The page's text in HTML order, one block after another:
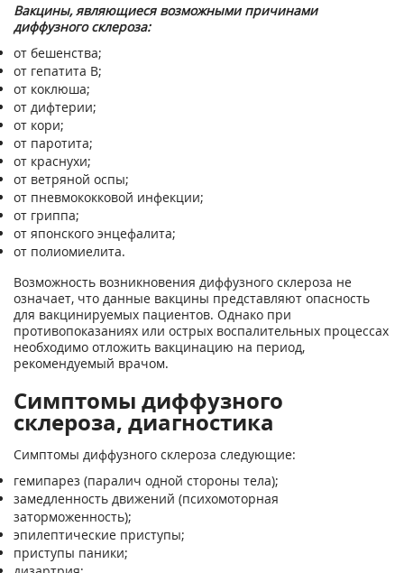
Вакцины, являющиеся возможными причинами
диффузного склероза:
от бешенства;
от гепатита В;
от коклюша;
от дифтерии;
от кори;
от паротита;
от краснухи;
от ветряной оспы;
от пневмококковой инфекции;
от гриппа;
от японского энцефалита;
от полиомиелита.
Возможность возникновения диффузного склероза не
означает, что данные вакцины представляют опасность
для вакцинируемых пациентов. Однако при
противопоказаниях или острых воспалительных процессах
необходимо отложить вакцинацию на период,
рекомендуемый врачом.
Симптомы диффузного
склероза, диагностика
Симптомы диффузного склероза следующие:
гемипарез (паралич одной стороны тела);
замедленность движений (психомоторная
заторможенность);
эпилептические приступы;
приступы паники;